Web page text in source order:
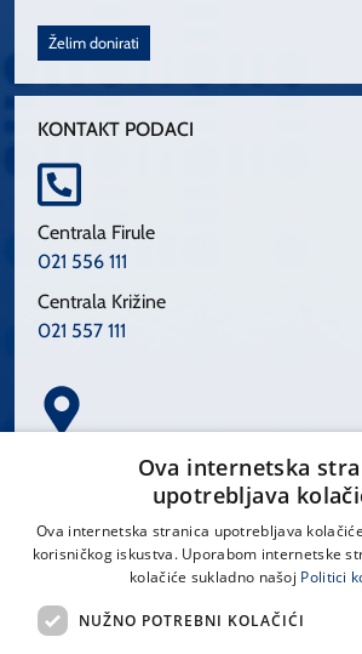
Želim donirati
KONTAKT PODACI
Centrala Firule
021 556 111
Centrala Križine
021 557 111
Spinčićeva 1, 21000 Split
Ova internetska
upotrebljava
Ova internetska stranica upotrebljava
korisničkog iskustva. Uporabom internetske
kolačiće sukladno našoj Politici
NUŽNO POTREBNI KOLAČIĆI